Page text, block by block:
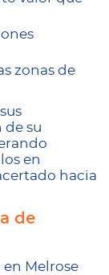
zonas de
de su
en
hacia
de
en Melrose